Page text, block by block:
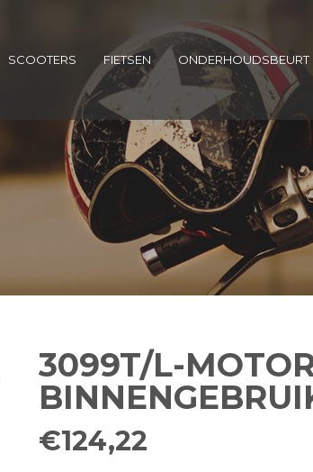
SCOOTERS FIETSEN ONDERHOUDSBEURT
3099T/L-
€124,22